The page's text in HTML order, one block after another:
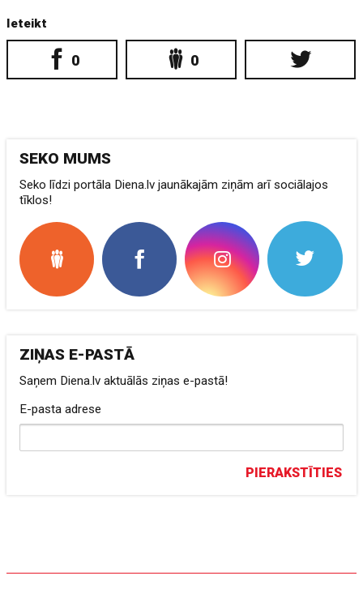
Ieteikt
0 0
SEKO MUMS
Seko līdzi portāla Diena.lv jaunākajām ziņām arī sociālajos
tīklos!
ZIŅAS E-PASTĀ
Saņem Diena.lv aktuālās ziņas e-pastā!
E-pasta adrese
PIERAKSTĪTIES